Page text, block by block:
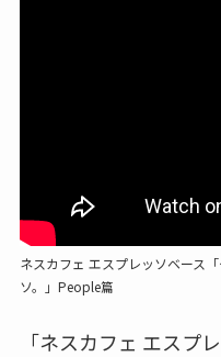
ネスカフェ エスプレッソベース
ソ。」People篇
「ネスカフェ エスプ